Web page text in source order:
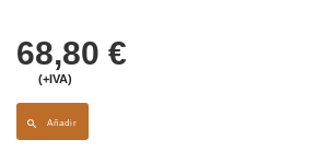
68,80 €
(+IVA)
Añadir